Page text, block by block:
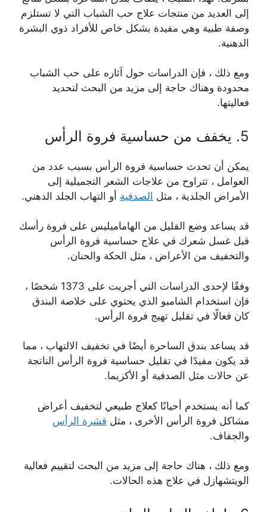
إلى العديد من منتجات علاج حب الشباب التي لا تستلزم
وصفة طبية وهي مفيدة بشكل خاص للأفراد ذوي البشرة
الدهنية.
ومع ذلك ، فإن الدراسات حول آثاره على حب الشباب
محدودة وهناك حاجة إلى مزيد من البحث لتحديد
فعاليتها.
5. يخفف من حساسية فروة الرأس
يمكن أن تحدث حساسية فروة الرأس بسبب عدد من
العوامل ، تتراوح من علاجات الشعر التجميلية إلى
الأمراض الجلدية ، مثل الصدفية أو التهاب الجلد الدهني.
قد يساعد وضع القليل من الهاماميليس على فروة رأسك
قبل غسل شعرك في علاج حساسية فروة الرأس
والتخفيف من الأعراض ، مثل الحكة والحنان.
وفقًا لإحدى الدراسات التي أجريت على 1373 شخصًا ،
فإن استخدام الشامبو الذي يحتوي على خلاصة البندق
كان فعالًا في تقليل تهيج فروة الرأس.
قد يساعد بندق الساحرة أيضًا في تخفيف الالتهاب ، مما
قد يكون مفيدًا في تقليل حساسية فروة الرأس الناتجة
عن حالات مثل الصدفية أو الأكزيما.
كما أنه يستخدم أحيانًا كعلاج طبيعي لتخفيف أعراض
مشاكل فروة الرأس الأخرى ، مثل قشرة الرأس
والجفاف.
ومع ذلك ، هناك حاجة إلى مزيد من البحث لتقييم فعالية
الويتشهازل في علاج هذه الحالات.